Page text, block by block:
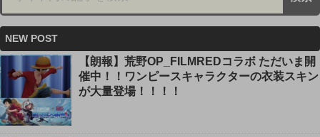
NEW POST
【朗報】荒野OP_FILMREDコラボ ただいま開
催中！！ワンピースキャラクターの衣装スキン
が大量登場！！！！